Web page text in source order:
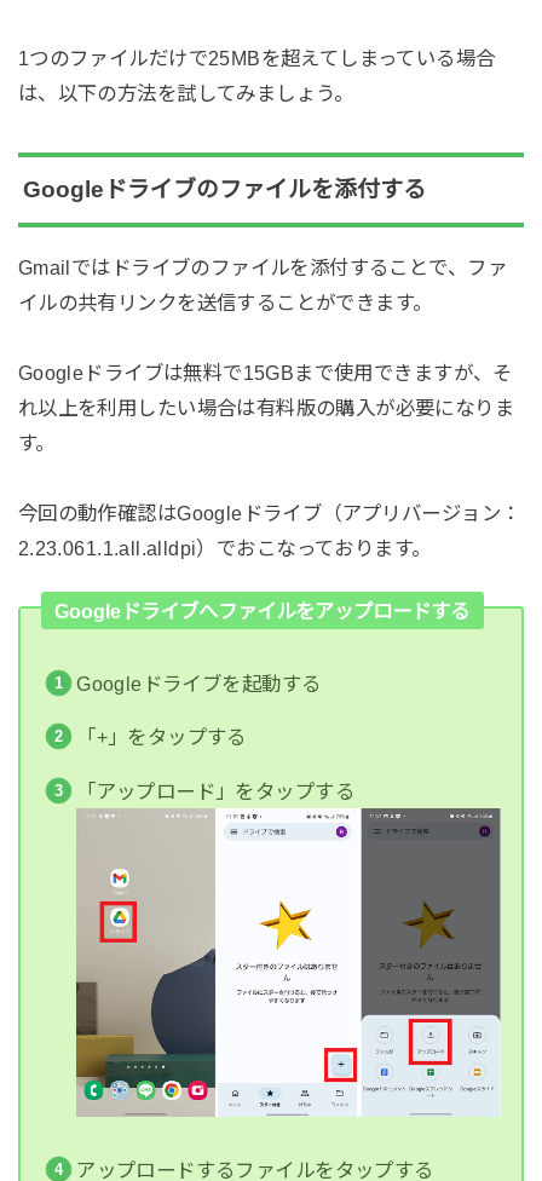
1つのファイルだけで25MBを超えてしまっている場合
は、以下の方法を試してみましょう。
Googleドライブのファイルを添付する
Gmailではドライブのファイルを添付することで、ファ
イルの共有リンクを送信することができます。
Googleドライブは無料で15GBまで使用できますが、そ
れ以上を利用したい場合は有料版の購入が必要になりま
す。
今回の動作確認はGoogleドライブ（アプリバージョン：
2.23.061.1.all.alldpi）でおこなっております。
Googleドライブへファイルをアップロードする
Googleドライブを起動する
「+」をタップする
「アップロード」をタップする
アップロードするファイルをタップする